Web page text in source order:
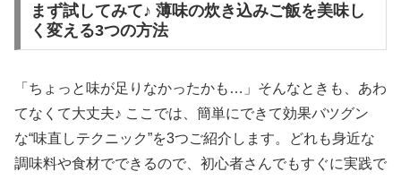
まず試してみて♪ 薄味の炊き込みご飯を美味し
く変える3つの方法
「ちょっと味が足りなかったかも…」そんなときも、あわ
てなくて大丈夫♪ ここでは、簡単にできて効果バツグン
な“味直しテクニック”を3つご紹介します。どれも身近な
調味料や食材でできるので、初心者さんでもすぐに実践で